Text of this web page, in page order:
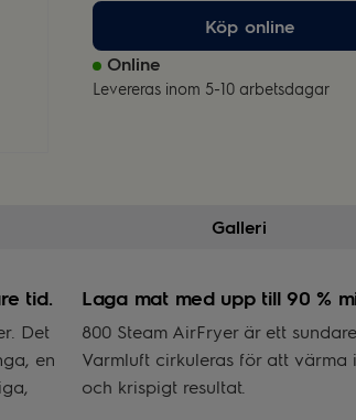
Köp online
Online
Levereras inom 5-10 arbetsdagar
Galleri
tid.
Det
en
Laga mat med upp till 90 %
800 Steam AirFryer är ett
Varmluft cirkuleras för att
och krispigt resultat.